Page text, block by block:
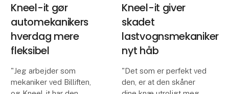
Kneel-it gør
automekanikers
hverdag mere
fleksibel
"Jeg arbejder som
mekaniker ved Billiften,
Kneel-it giver
skadet
lastvognsmekaniker
nyt håb
"Det som er perfekt ved
den, er at den skåner